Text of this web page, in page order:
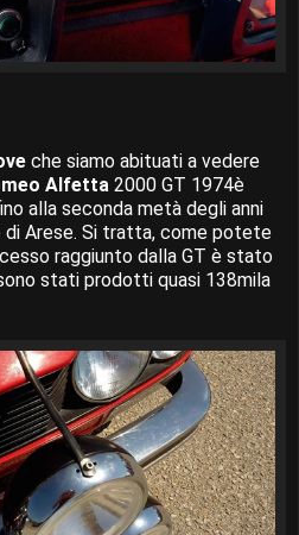
che siamo abituati a vedere
Alfetta 2000 GT 1974è
alla seconda metà degli anni
Arese. Si tratta, come potete
raggiunto dalla GT è stato
stati prodotti quasi 138mila